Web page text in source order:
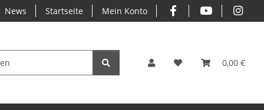
News Startseite Mein Konto
0,00 €